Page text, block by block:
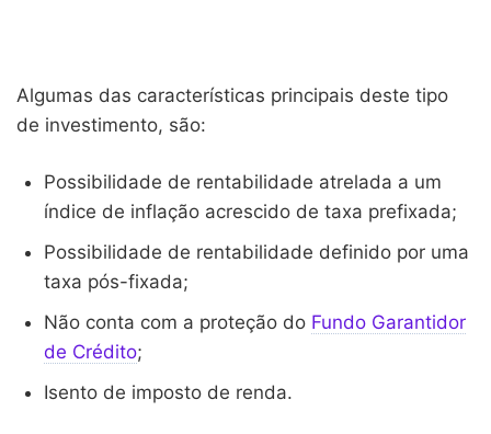
Algumas das características principais deste tipo
de investimento, são:
Possibilidade de rentabilidade atrelada a um
índice de inflação acrescido de taxa prefixada;
Possibilidade de rentabilidade definido por uma
taxa pós-fixada;
Não conta com a proteção do Fundo Garantidor
de Crédito;
Isento de imposto de renda.